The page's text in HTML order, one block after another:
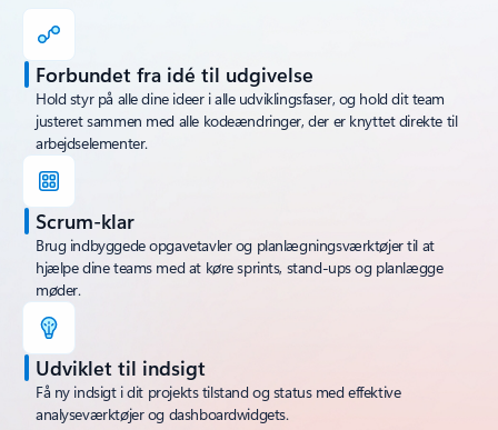
Forbundet fra idé til udgivelse
Hold styr på alle dine ideer i alle udviklingsfaser, og hold dit team
justeret sammen med alle kodeændringer, der er knyttet direkte til
arbejdselementer.
Scrum-klar
Brug indbyggede opgavetavler og planlægningsværktøjer til at
hjælpe dine teams med at køre sprints, stand-ups og planlægge
møder.
Udviklet til indsigt
Få ny indsigt i dit projekts tilstand og status med effektive
analyseværktøjer og dashboardwidgets.